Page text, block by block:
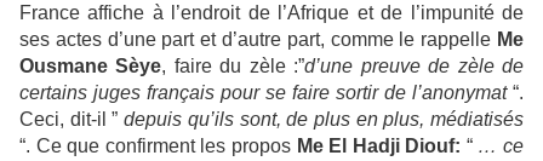
France affiche à l’endroit de l’Afrique et de l’impunité de
ses actes d’une part et d’autre part, comme le rappelle Me
Ousmane Sèye, faire du zèle :”d’une preuve de zèle de
certains juges français pour se faire sortir de l’anonymat“.
Ceci, dit-il ”depuis qu’ils sont, de plus en plus, médiatisés
“. Ce que confirment les propos Me El Hadji Diouf: “ … ce